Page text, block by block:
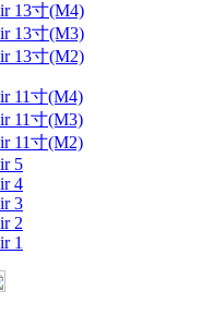
13寸(M4)
13寸(M3)
13寸(M2)
11寸(M4)
11寸(M3)
11寸(M2)
5
4
3
2
1